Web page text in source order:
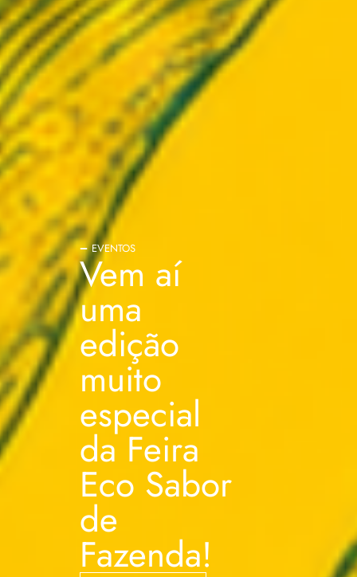
EVENTOS
Vem aí
uma
edição
muito
especial
da Feira
Eco Sabor
de
Fazenda!